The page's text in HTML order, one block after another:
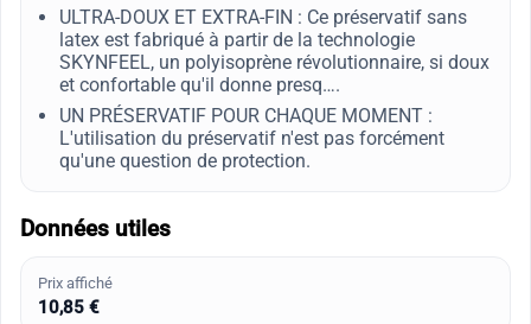
ULTRA-DOUX ET EXTRA-FIN : Ce préservatif sans
latex est fabriqué à partir de la technologie
SKYNFEEL, un polyisoprène révolutionnaire, si doux
et confortable qu'il donne presq….
UN PRÉSERVATIF POUR CHAQUE MOMENT :
L'utilisation du préservatif n'est pas forcément
qu'une question de protection.
Données utiles
Prix affiché
10,85 €